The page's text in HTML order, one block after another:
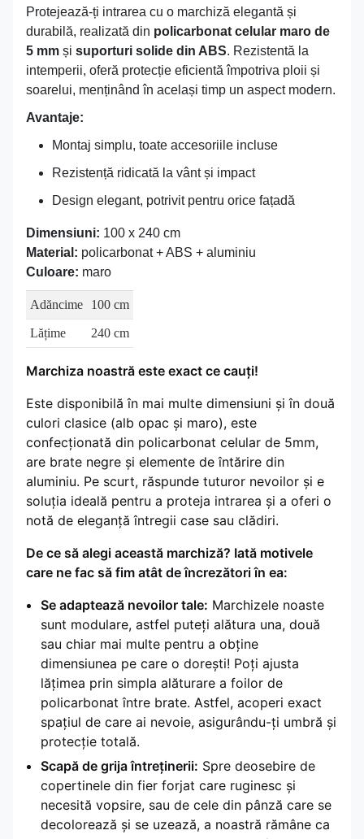
Protejează-ți intrarea cu o marchiză elegantă și
durabilă, realizată din policarbonat celular maro de
5 mm și suporturi solide din ABS. Rezistentă la
intemperii, oferă protecție eficientă împotriva ploii și
soarelui, menținând în același timp un aspect modern.
Avantaje:
Montaj simplu, toate accesoriile incluse
Rezistență ridicată la vânt și impact
Design elegant, potrivit pentru orice fațadă
Dimensiuni: 100 x 240 cm
Material: policarbonat + ABS + aluminiu
Culoare: maro
Adăncime 100 cm
Lățime 240 cm
Marchiza noastră este exact ce cauți!
Este disponibilă în mai multe dimensiuni și în două
culori clasice (alb opac și maro), este
confecționată din policarbonat celular de 5mm,
are brate negre și elemente de întărire din
aluminiu. Pe scurt, răspunde tuturor nevoilor și e
soluția ideală pentru a proteja intrarea și a oferi o
notă de eleganță întregii case sau clădiri.
De ce să alegi această marchiză? Iată motivele
care ne fac să fim atât de încrezători în ea:
Se adaptează nevoilor tale: Marchizele noaste
sunt modulare, astfel puteți alătura una, două
sau chiar mai multe pentru a obține
dimensiunea pe care o dorești! Poți ajusta
lățimea prin simpla alăturare a foilor de
policarbonat între brate. Astfel, acoperi exact
spațiul de care ai nevoie, asigurându-ți umbră și
protecție totală.
Scapă de grija întreținerii: Spre deosebire de
copertinele din fier forjat care ruginesc și
necesită vopsire, sau de cele din pânză care se
decolorează și se uzează, a noastră rămâne ca